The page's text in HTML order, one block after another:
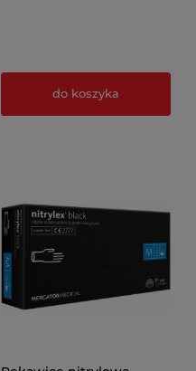
do koszyka